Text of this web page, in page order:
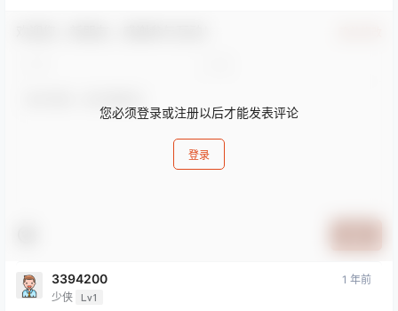
您必须登录或注册以后才能发表评论
登录
3394200
少侠 Lv1
1 年前